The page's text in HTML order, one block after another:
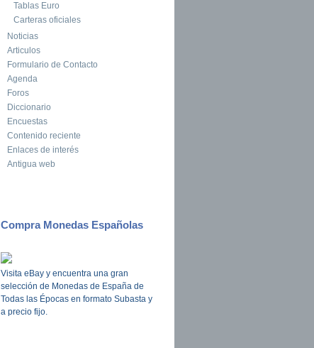
Tablas Euro
Carteras oficiales
Noticias
Articulos
Formulario de Contacto
Agenda
Foros
Diccionario
Encuestas
Contenido reciente
Enlaces de interés
Antigua web
Compra Monedas Españolas
Visita eBay y encuentra una gran
selección de Monedas de España de
Todas las Épocas en formato Subasta y
a precio fijo.